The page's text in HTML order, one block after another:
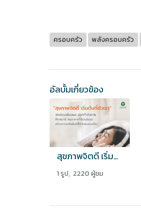
ครอบครัว พลังครอบครัว
อัลบั้มเกี่ยวข้อง
สุขภาพจิตดี เริ่มต้นที่ตัวเรา
1 รูป, 2220 ผู้ชม